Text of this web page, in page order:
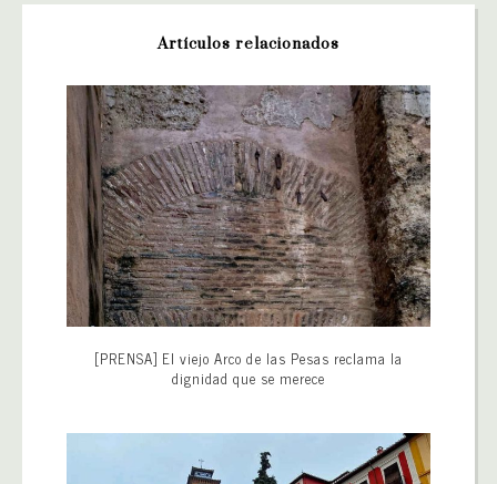
Artículos relacionados
[PRENSA] El viejo Arco de las Pesas reclama la
dignidad que se merece